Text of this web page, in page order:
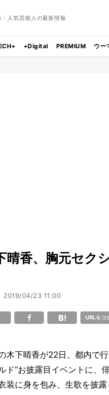
人気芸能人の最新情報
+Digital PREMIUM ウー
晴香、胸元セク
2019/04/23 11:00
URLをコ
木下晴香が22日、都内で
ド”お披露目イベントに、
装に身を包み、生歌を披露